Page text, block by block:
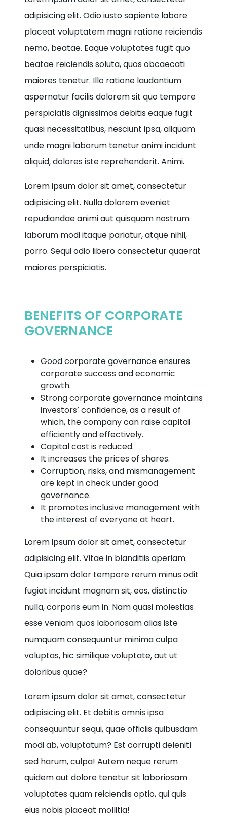
adipisicing elit. Odio iusto sapiente labore
placeat voluptatem magni ratione reiciendis
nemo, beatae. Eaque voluptates fugit quo
beatae reiciendis soluta, quos obcaecati
maiores tenetur. Illo ratione laudantium
aspernatur facilis dolorem sit quo tempore
perspiciatis dignissimos debitis eaque fugit
quasi necessitatibus, nesciunt ipsa, aliquam
unde magni laborum tenetur animi incidunt
aliquid, dolores iste reprehenderit. Animi.
Lorem ipsum dolor sit amet, consectetur
adipisicing elit. Nulla dolorem eveniet
repudiandae animi aut quisquam nostrum
laborum modi itaque pariatur, atque nihil,
porro. Sequi odio libero consectetur quaerat
maiores perspiciatis.
BENEFITS OF CORPORATE
GOVERNANCE
Good corporate governance ensures
corporate success and economic
growth.
Strong corporate governance maintains
investors’ confidence, as a result of
which, the company can raise capital
efficiently and effectively.
Capital cost is reduced.
It increases the prices of shares.
Corruption, risks, and mismanagement
are kept in check under good
governance.
It promotes inclusive management with
the interest of everyone at heart.
Lorem ipsum dolor sit amet, consectetur
adipisicing elit. Vitae in blanditiis aperiam.
Quia ipsam dolor tempore rerum minus odit
fugiat incidunt magnam sit, eos, distinctio
nulla, corporis eum in. Nam quasi molestias
esse veniam quos laboriosam alias iste
numquam consequuntur minima culpa
voluptas, hic similique voluptate, aut ut
doloribus quae?
Lorem ipsum dolor sit amet, consectetur
adipisicing elit. Et debitis omnis ipsa
consequuntur sequi, quae officiis quibusdam
modi ab, voluptatum? Est corrupti deleniti
sed harum, culpa! Autem neque rerum
quidem aut dolore tenetur sit laboriosam
voluptates quam reiciendis optio, qui quis
eius nobis placeat mollitia!